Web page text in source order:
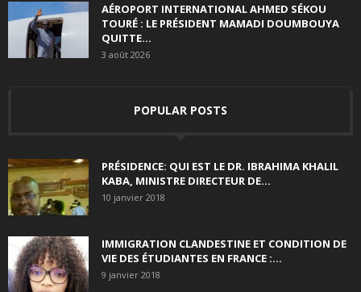
AÉROPORT INTERNATIONAL AHMED SÉKOU
TOURÉ : LE PRÉSIDENT MAMADI DOUMBOUYA
QUITTE...
3 août 2026
POPULAR POSTS
PRÉSIDENCE: QUI EST LE DR. IBRAHIMA KHALIL
KABA, MINISTRE DIRECTEUR DE...
10 janvier 2018
IMMIGRATION CLANDESTINE ET CONDITION DE
VIE DES ÉTUDIANTES EN FRANCE :...
9 janvier 2018